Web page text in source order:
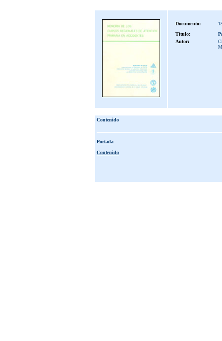
Documento:
Título:
Autor:
Contenido
Portada
Contenido